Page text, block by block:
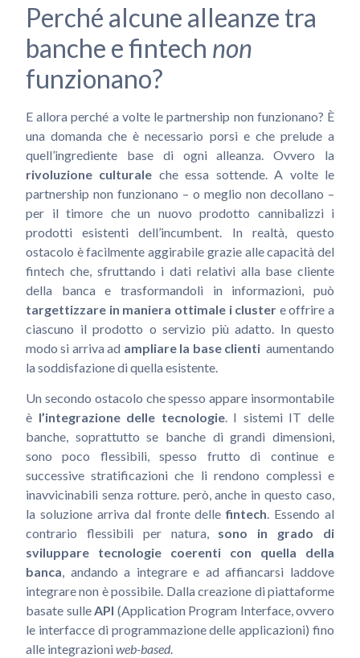
Perché alcune alleanze tra
banche e fintech non
funzionano?
E allora perché a volte le partnership non funzionano? È
una domanda che è necessario porsi e che prelude a
quell’ingrediente base di ogni alleanza. Ovvero la
rivoluzione culturale che essa sottende. A volte le
partnership non funzionano – o meglio non decollano –
per il timore che un nuovo prodotto cannibalizzi i
prodotti esistenti dell’incumbent. In realtà, questo
ostacolo è facilmente aggirabile grazie alle capacità del
fintech che, sfruttando i dati relativi alla base cliente
della banca e trasformandoli in informazioni, può
targettizzare in maniera ottimale i cluster e offrire a
ciascuno il prodotto o servizio più adatto. In questo
modo si arriva ad ampliare la base clienti aumentando
la soddisfazione di quella esistente.
Un secondo ostacolo che spesso appare insormontabile
è l’integrazione delle tecnologie. I sistemi IT delle
banche, soprattutto se banche di grandi dimensioni,
sono poco flessibili, spesso frutto di continue e
successive stratificazioni che li rendono complessi e
inavvicinabili senza rotture. però, anche in questo caso,
la soluzione arriva dal fronte dellefintech. Essendo al
contrario flessibili per natura, sono in grado di
sviluppare tecnologie coerenti con quella della
banca, andando a integrare e ad affiancarsi laddove
integrare non è possibile. Dalla creazione di piattaforme
basate sulleAPI (Application Program Interface, ovvero
le interfacce di programmazione delle applicazioni) fino
alle integrazioniweb-based.